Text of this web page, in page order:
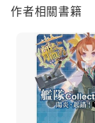
作者相關書籍